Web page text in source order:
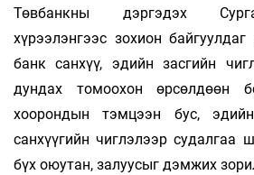
Төвбанкны дэргэдэх
хүрээлэнгээс зохион
банк санхүү, эдийн засгийн
дундах томоохон өрсөлдөөн
хоорондын тэмцээн бус, эдийн
санхүүгийн чиглэлээр судалгаа
бүх оюутан, залуусыг дэмжих